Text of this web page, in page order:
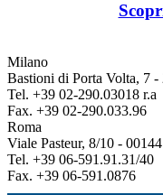
Milano
Bastioni di Porta Volta, 7
Tel. +39 02-290.03018 r.a
Fax. +39 02-290.033.96
Roma
Viale Pasteur, 8/10 -
Tel. +39 06-591.91.31/40
Fax. +39 06-591.0876